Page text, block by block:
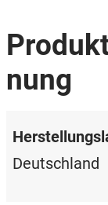
nung
Deutschland